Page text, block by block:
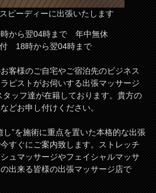
ピーディーに出張いたします
から翌04時まで 年中無休
18時から翌04時まで
客様のご自宅やご宿泊先のビジネス
ピストがお伺いする出張マッサージ
ッフ達が在籍しております。貴方の
どお申し付けください。
し”を施術に重点を置いた本格的な出張
すぐにご案内致します。ストレッチ
ュマッサージやフェイシャルマッサ
出来る皆様の出張マッサージ店で